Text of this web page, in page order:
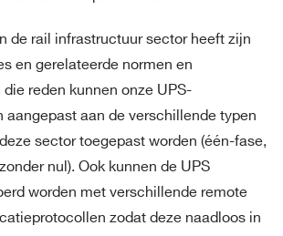
de rail infrastructuur sector heeft zijn
en gerelateerde normen en
reden kunnen onze UPS-
aangepast aan de verschillende typen
sector toegepast worden (één-fase,
nul). Ook kunnen de UPS
worden met verschillende remote
zodat deze naadloos in